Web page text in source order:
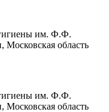
им. Ф.Ф.
область
им. Ф.Ф.
область